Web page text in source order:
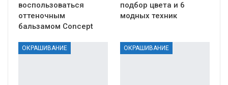
воспользоваться
оттеночным
бальзамом Concept
подбор цвета и 6
модных техник
ОКРАШИВАНИЕ ОКРАШИВАНИЕ